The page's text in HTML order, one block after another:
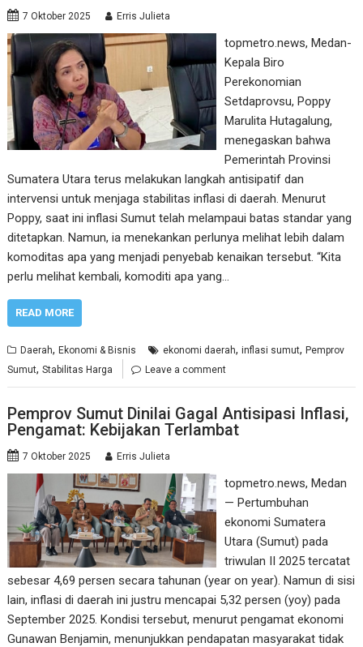
7 Oktober 2025 Erris Julieta
topmetro.news, Medan-
Kepala Biro
Perekonomian
Setdaprovsu, Poppy
Marulita Hutagalung,
menegaskan bahwa
Pemerintah Provinsi
Sumatera Utara terus melakukan langkah antisipatif dan
intervensi untuk menjaga stabilitas inflasi di daerah. Menurut
Poppy, saat ini inflasi Sumut telah melampaui batas standar yang
ditetapkan. Namun, ia menekankan perlunya melihat lebih dalam
komoditas apa yang menjadi penyebab kenaikan tersebut. “Kita
perlu melihat kembali, komoditi apa yang…
READ MORE
Daerah,Ekonomi & Bisnis ekonomi daerah,inflasi sumut,Pemprov
Sumut,Stabilitas Harga Leave a comment
Pemprov Sumut Dinilai Gagal Antisipasi Inflasi,
Pengamat: Kebijakan Terlambat
7 Oktober 2025 Erris Julieta
topmetro.news, Medan
— Pertumbuhan
ekonomi Sumatera
Utara (Sumut) pada
triwulan II 2025 tercatat
sebesar 4,69 persen secara tahunan (year on year). Namun di sisi
lain, inflasi di daerah ini justru mencapai 5,32 persen (yoy) pada
September 2025. Kondisi tersebut, menurut pengamat ekonomi
Gunawan Benjamin, menunjukkan pendapatan masyarakat tidak